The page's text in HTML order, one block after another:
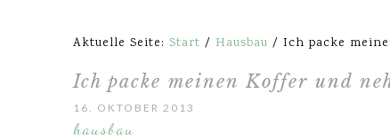
Aktuelle Seite: Start / Hausbau / Ich packe
Ich packe meinen Koffer und
16. OKTOBER 2013
hausbau